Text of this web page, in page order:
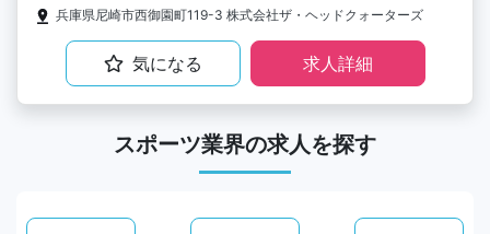
兵庫県尼崎市西御園町119-3 株式会社ザ・ヘッドクォーターズ
気になる 求人詳細
スポーツ業界の求人を探す